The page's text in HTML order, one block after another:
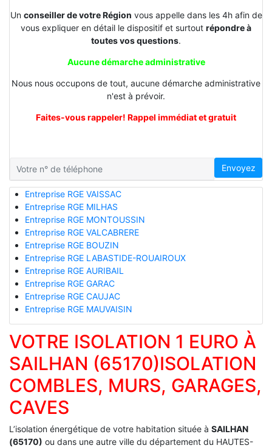
Un conseiller de votre Région vous appelle dans les 4h afin de
vous expliquer en détail le dispositif et surtout répondre à
toutes vos questions.
Aucune démarche administrative
Nous nous occupons de tout, aucune démarche administrative
n'est à prévoir.
Faites-vous rappeler! Rappel immédiat et gratuit
Envoyez
Entreprise RGE VAISSAC
Entreprise RGE MILHAS
Entreprise RGE MONTOUSSIN
Entreprise RGE VALCABRERE
Entreprise RGE BOUZIN
Entreprise RGE LABASTIDE-ROUAIROUX
Entreprise RGE AURIBAIL
Entreprise RGE GARAC
Entreprise RGE CAUJAC
Entreprise RGE MAUVAISIN
VOTRE ISOLATION 1 EURO À
SAILHAN (65170)ISOLATION
COMBLES, MURS, GARAGES,
CAVES
L’isolation énergétique de votre habitation située à SAILHAN
(65170) ou dans une autre ville du département du HAUTES-